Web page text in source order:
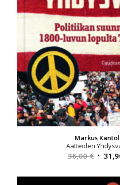
Markus
Aatteiden
36,00€
oli: